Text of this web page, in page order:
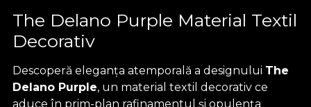
The Delano Purple Material Textil
Decorativ
Descoperă eleganța atemporală a designului The
Delano Purple, un material textil decorativ ce
aduce în prim-plan rafinamentul și opulența